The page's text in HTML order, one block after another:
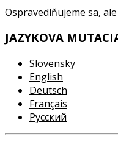
Ospravedlňujeme sa,
JAZYKOVA
Slovensky
English
Deutsch
Français
Pусский